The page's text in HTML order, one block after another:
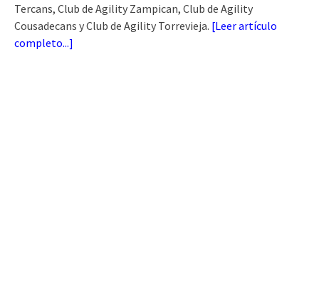
Tercans, Club de Agility Zampican, Club de Agility
Cousadecans y Club de Agility Torrevieja. [Leer artículo
completo...]